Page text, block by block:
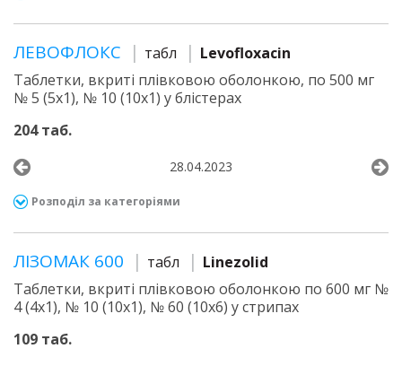
ЛЕВОФЛОКС табл
Levofloxacin
Таблетки, вкриті плівковою оболонкою, по 500 мг
№ 5 (5х1), № 10 (10х1) у блістерах
204 таб.
28.04.2023
Розподіл за категоріями
ЛІЗОМАК 600 табл
Linezolid
Таблетки, вкриті плівковою оболонкою по 600 мг №
4 (4х1), № 10 (10х1), № 60 (10х6) у стрипах
109 таб.